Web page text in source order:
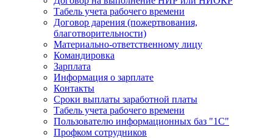
Табель учета рабочего времени
Договор дарения (пожертвования,
благотворительности)
Материально-ответственному лицу
Командировка
Зарплата
Информация о зарплате
Контакты
Сроки выплаты заработной платы
Табель учета рабочего времени
Пользователю информационных баз "1С"
Профком сотрудников